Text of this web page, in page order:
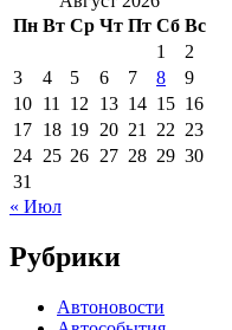
Пн Вт Ср Чт Пт Сб Вс
1
2
3
4 5 6 7 8
9
10 11 12 13 14 15 16
17 18 19 20 21 22 23
24 25 26 27 28 29 30
31
« Июл
Рубрики
Автоновости